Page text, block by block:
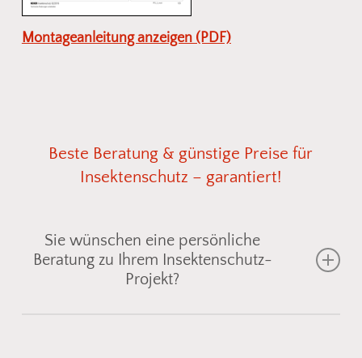
Montageanleitung anzeigen (PDF)
Beste Beratung & günstige Preise für
Insektenschutz – garantiert!
Sie wünschen eine persönliche
Beratung zu Ihrem Insektenschutz-
Projekt?